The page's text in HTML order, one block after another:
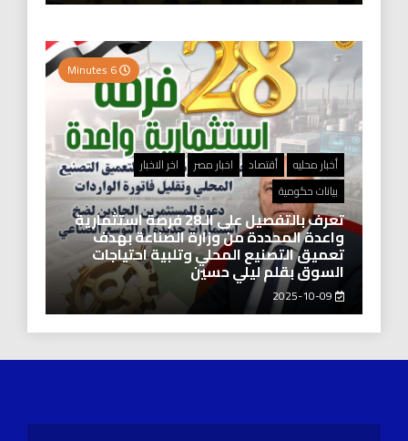
أخبار محليه أقتصاد اخبار مصر
اخر الاخبار
بيانات حكومية
تعرف بالتفصيل على الـ28 فرصة استثمارية
واعدة المحددة من وزارة الصناعة بهدف
تعميق التصنيع المحلي وتلبية احتياجات
السوق بقلم ليلي حسين